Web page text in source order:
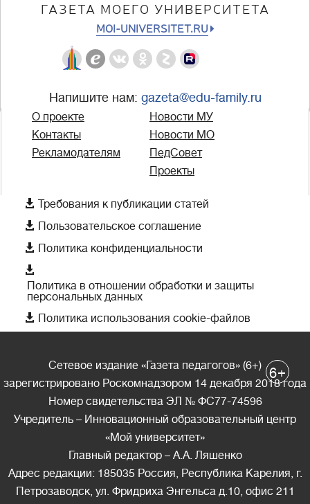
ГАЗЕТА МОЕГО УНИВЕРСИТЕТА
MOI-UNIVERSITET.RU
Напишите нам: gazeta@edu-family.ru
О проекте
Контакты
Рекламодателям
Новости МУ
Новости МО
ПедСовет
Проекты
 Требования к публикации статей
 Пользовательское соглашение
 Политика конфиденциальности

Политика в отношении обработки и защиты
персональных данных
 Политика использования cookie-файлов
Сетевое издание «Газета педагогов» (6+)
зарегистрировано Роскомнадзором 14 декабря 2018 года
Номер свидетельства ЭЛ № ФС77-74596
Учредитель – Инновационный образовательный центр
«Мой университет»
Главный редактор – А.А. Ляшенко
Адрес редакции: 185035 Россия, Республика Карелия, г.
Петрозаводск, ул. Фридриха Энгельса д.10, офис 211
6+